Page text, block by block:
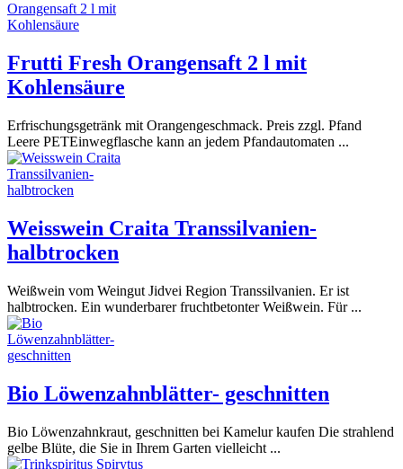
Frutti Fresh Orangensaft 2 l mit
Kohlensäure
Erfrischungsgetränk mit Orangengeschmack. Preis zzgl. Pfand
Leere PETEinwegflasche kann an jedem Pfandautomaten ...
Weisswein Craita Transsilvanien-
halbtrocken
Weißwein vom Weingut Jidvei Region Transsilvanien. Er ist
halbtrocken. Ein wunderbarer fruchtbetonter Weißwein. Für ...
Bio Löwenzahnblätter- geschnitten
Bio Löwenzahnkraut, geschnitten bei Kamelur kaufen Die strahlend
gelbe Blüte, die Sie in Ihrem Garten vielleicht ...